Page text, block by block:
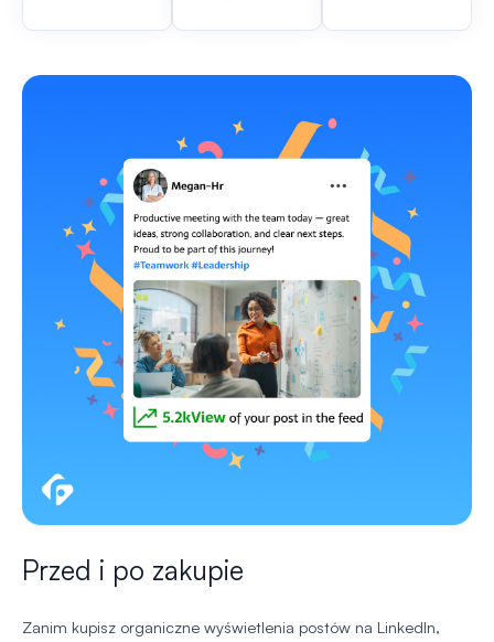
Przed i po zakupie
Zanim kupisz organiczne wyświetlenia postów na LinkedIn,